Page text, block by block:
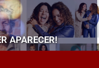
APARECER!